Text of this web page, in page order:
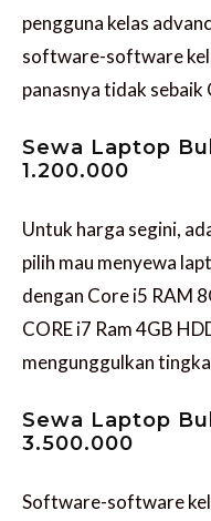
pengguna kelas
software-software
panasnya tidak sebaik
Sewa Laptop
1.200.000
Untuk harga segini,
pilih mau menyewa
dengan Core i5 RAM
CORE i7 Ram 4GB
mengunggulkan
Sewa Laptop
3.500.000
Software-software